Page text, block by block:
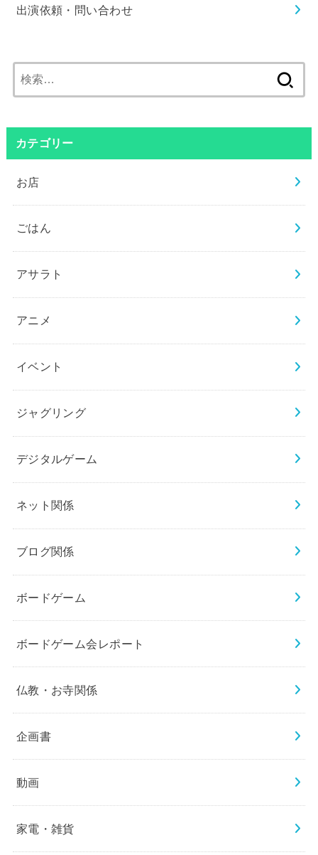
出演依頼・問い合わせ
索:
カテゴリー
お店
ごはん
アサラト
アニメ
イベント
ジャグリング
デジタルゲーム
ネット関係
ブログ関係
ボードゲーム
ボードゲーム会レポート
仏教・お寺関係
企画書
動画
家電・雑貨